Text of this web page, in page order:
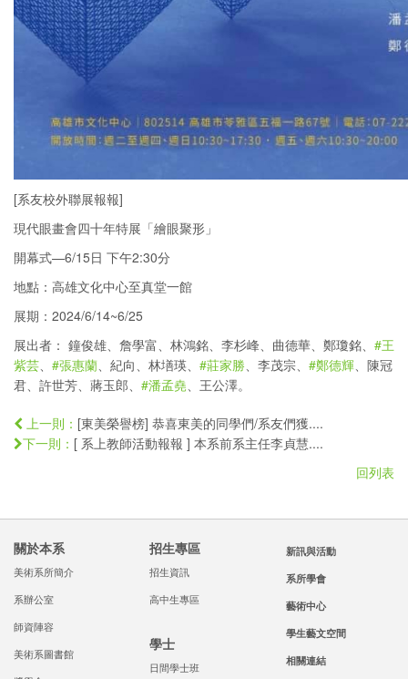
[系友校外聯展報報]
現代眼畫會四十年特展「繪眼聚形」
開幕式—6/15日 下午2:30分
地點：高雄文化中心至真堂一館
展期：2024/6/14~6/25
展出者： 鐘俊雄、詹學富、林鴻銘、李杉峰、曲德華、鄭瓊銘、 #王
紫芸、 #張惠蘭、紀向、林墡瑛、 #莊家勝、李茂宗、 #鄭德輝、陳冠
君、許世芳、蔣玉郎、 #潘孟堯、王公澤。
上一則： [東美榮譽榜] 恭喜東美的同學們/系友們獲....
下一則： [ 系上教師活動報報 ] 本系前系主任李貞慧....
回列表
關於本系
美術系所簡介
系辦公室
師資陣容
美術系圖書館
招生專區
招生資訊
高中生專區
學士
日間學士班
新訊與活動
系所學會
藝術中心
學生藝文空間
相關連結